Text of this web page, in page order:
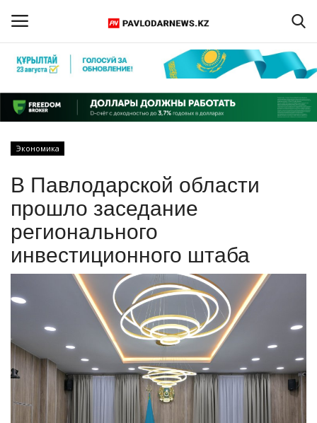
Регистрация
Главная
ПАВЛОДАРСКАЯ ОБЛАСТЬ
КАЗАХСТАН
МИР
СПЕЦПРОЕКТЫ
СПОРТ
Чек-лист
РАЗВЛЕЧЕНИЯ
Экономика
В Павлодарской области
прошло заседание
регионального
инвестиционного штаба